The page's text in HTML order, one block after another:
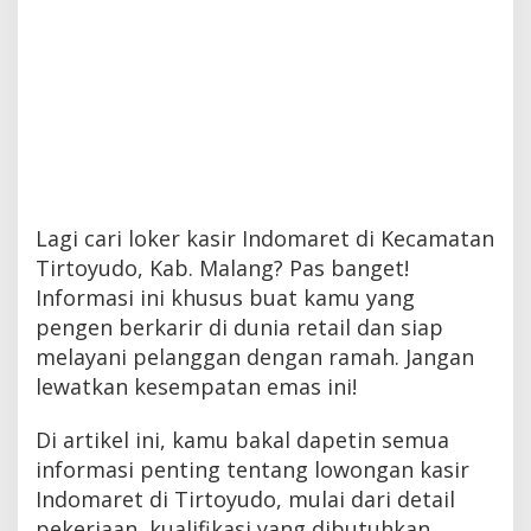
Lagi cari loker kasir Indomaret di Kecamatan
Tirtoyudo, Kab. Malang? Pas banget!
Informasi ini khusus buat kamu yang
pengen berkarir di dunia retail dan siap
melayani pelanggan dengan ramah. Jangan
lewatkan kesempatan emas ini!
Di artikel ini, kamu bakal dapetin semua
informasi penting tentang lowongan kasir
Indomaret di Tirtoyudo, mulai dari detail